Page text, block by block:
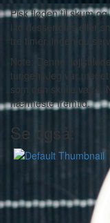
Pisk fløden til skum
i to dessertglas eller
tre timer, inden du
Note: Denne
tungen! Jeg var
som den skulle være.
nærmeste fremtid.
Se også: